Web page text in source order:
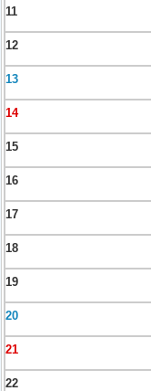
11
12
13
14
15
16
17
18
19
20
21
22